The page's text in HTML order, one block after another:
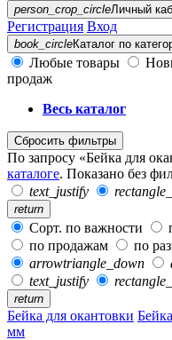
person_crop_circleЛичный
Регистрация Вход
book_circleКаталог по
Любые товары
продаж
Весь каталог
Сбросить фильтры
По запросу «Бейка для
каталоге. Показано без
text_justify
return
Сорт. по важности
по продажам
по
arrowtriangle_down
text_justify
return
Бейка для окантовки
мм